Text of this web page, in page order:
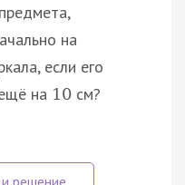
на
если его
на 10 см?